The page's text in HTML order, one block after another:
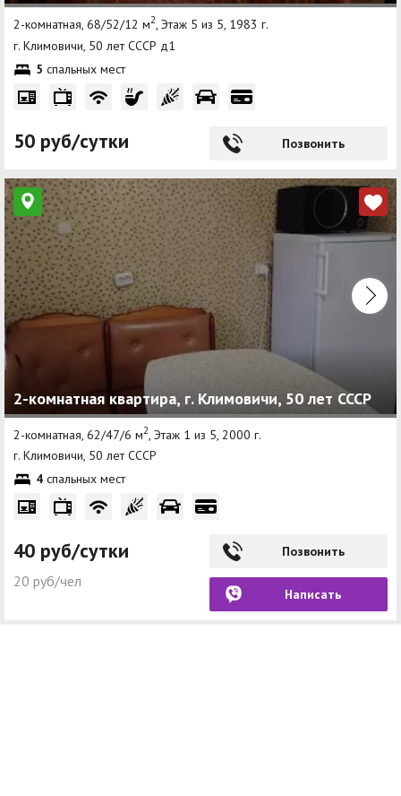
2-комнатная, 68/52/12 м2, Этаж 5 из 5, 1983 г.
г. Климовичи, 50 лет СССР д1
5 спальных мест
50 руб/сутки Позвонить
2-комнатная квартира, г. Климовичи, 50 лет СССР
2-комнатная, 62/47/6 м2 , Этаж 1 из 5, 2000 г.
г. Климовичи, 50 лет СССР
4 спальных мест
40 руб/сутки
20 руб/чел
Позвонить
Написать